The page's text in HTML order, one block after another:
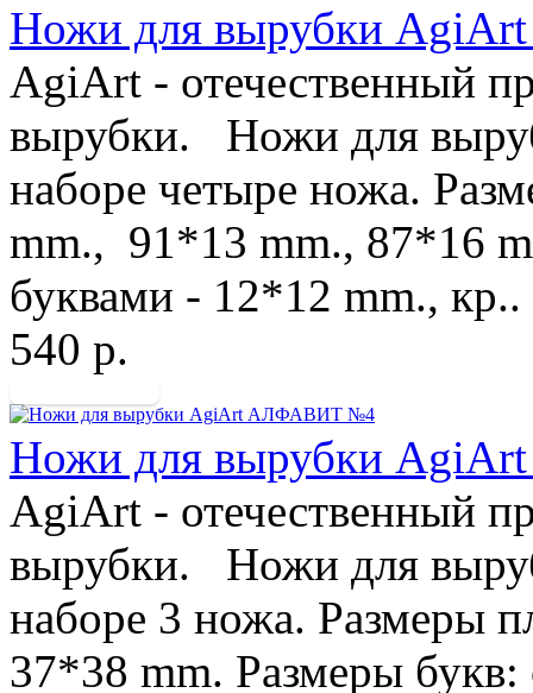
Ножи для вырубки
AgiArt - отечественный
вырубки. Ножи для
наборе четыре ножа.
mm., 91*13 mm., 87*16
буквами - 12*12 mm., кр..
540 р.
Ножи для вырубки
AgiArt - отечественный
вырубки. Ножи для
наборе 3 ножа. Размеры
37*38 mm. Размеры